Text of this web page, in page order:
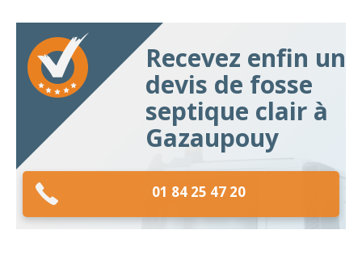
Recevez enfin un
devis de fosse
septique clair à
Gazaupouy
01 84 25 47 20